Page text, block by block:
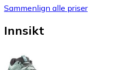
Sammenlign alle priser
Innsikt